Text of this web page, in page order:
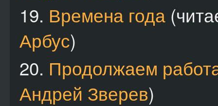
19. Времена года
Арбус)
20. Продолжаем
Андрей Зверев)